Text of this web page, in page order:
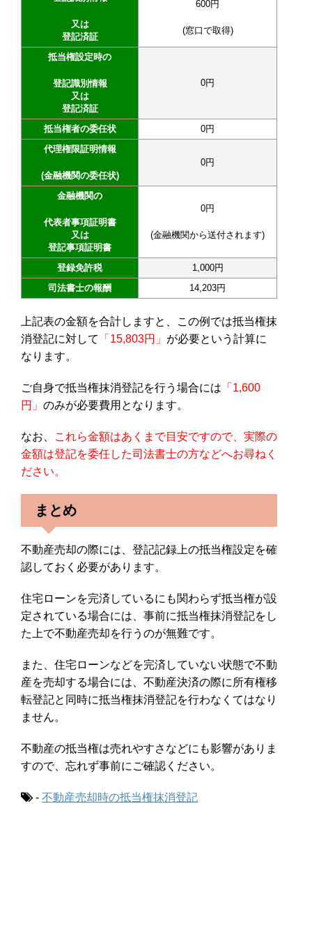
又は
登記済証
600円
(窓口で取得)
抵当権設定時の
登記識別情報
又は
登記済証
0円
抵当権者の委任状
0円
代理権限証明情報
(金融機関の委任状)
0円
金融機関の
代表者事項証明書
又は
登記事項証明書
0円
(金融機関から送付されます)
登録免許税
1,000円
司法書士の報酬
14,203円
上記表の金額を合計しますと、この例では抵当権抹
消登記に対して
「15,803円」 が必要という計算に
なります。
ご自身で抵当権抹消登記を行う場合には 「1,600
円」 のみが必要費用となります。
なお、
これら金額はあくまで目安ですので、実際の
金額は登記を委任した司法書士の方などへお尋ねく
ださい。
まとめ
不動産売却の際には、登記記録上の抵当権設定を確
認しておく必要があります。
住宅ローンを完済しているにも関わらず抵当権が設
定されている場合には、事前に抵当権抹消登記をし
た上で不動産売却を行うのが無難です。
また、住宅ローンなどを完済していない状態で不動
産を売却する場合には、不動産決済の際に所有権移
転登記と同時に抵当権抹消登記を行わなくてはなり
ません。
不動産の抵当権は売れやすさなどにも影響がありま
すので、忘れず事前にご確認ください。
- 不動産売却時の抵当権抹消登記